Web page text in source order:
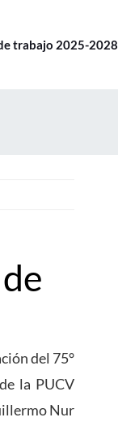
trabajo 2025-2028
del 75°
la PUCV
Nur